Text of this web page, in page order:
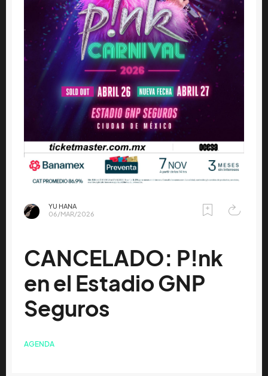
YU HANA
06/MAR/2026
CANCELADO: P!nk
en el Estadio GNP
Seguros
AGENDA